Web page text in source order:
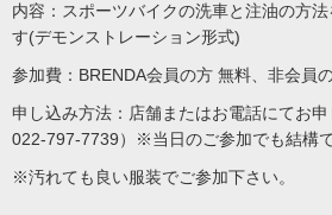
内容：スポーツバイクの洗車と注油の方
す(デモンストレーション形式)
参加費：BRENDA会員の方 無料、非会員
申し込み方法：店舗またはお電話にてお申
022-797-7739）※当日のご参加でも結構で
※汚れても良い服装でご参加下さい。